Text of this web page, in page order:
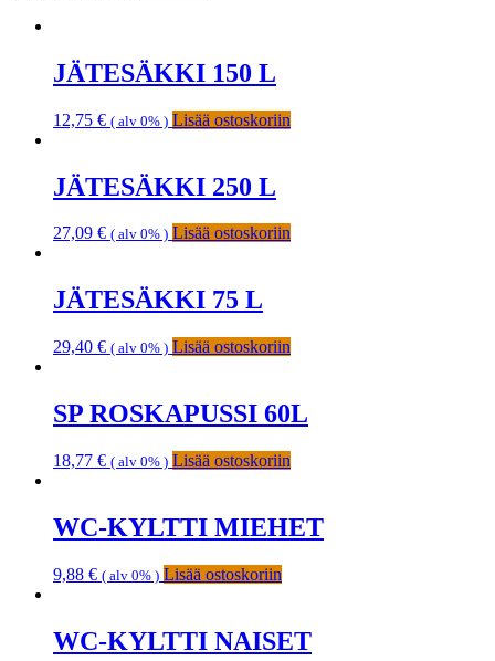
JÄTESÄKKI 150 L
12,75 € ( alv 0% ) Lisää ostoskoriin
JÄTESÄKKI 250 L
27,09 € ( alv 0% ) Lisää ostoskoriin
JÄTESÄKKI 75 L
29,40 € ( alv 0% ) Lisää ostoskoriin
SP ROSKAPUSSI 60L
18,77 € ( alv 0% ) Lisää ostoskoriin
WC-KYLTTI MIEHET
9,88 € ( alv 0% ) Lisää ostoskoriin
WC-KYLTTI NAISET